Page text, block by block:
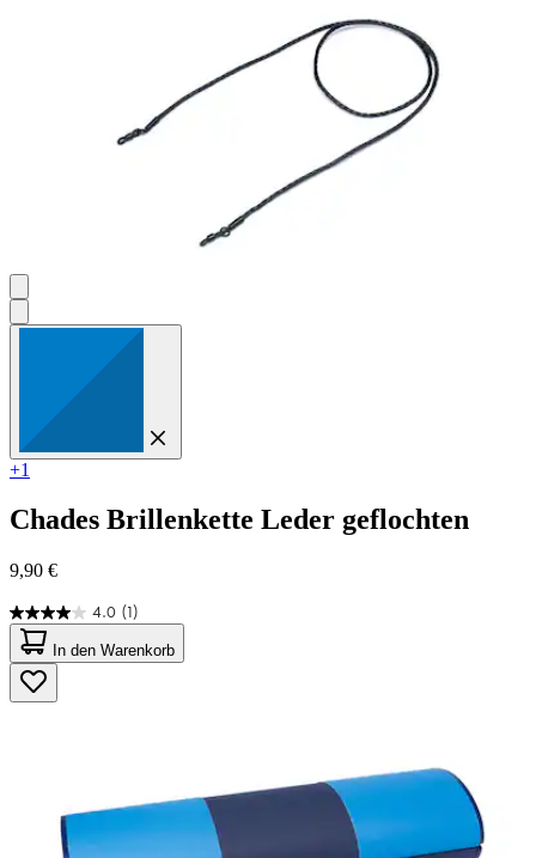
+1
Chades Brillenkette Leder geflochten
9,90 €
4.0 (1)
4.0
von
5
Sternen.
1
In den Warenkorb